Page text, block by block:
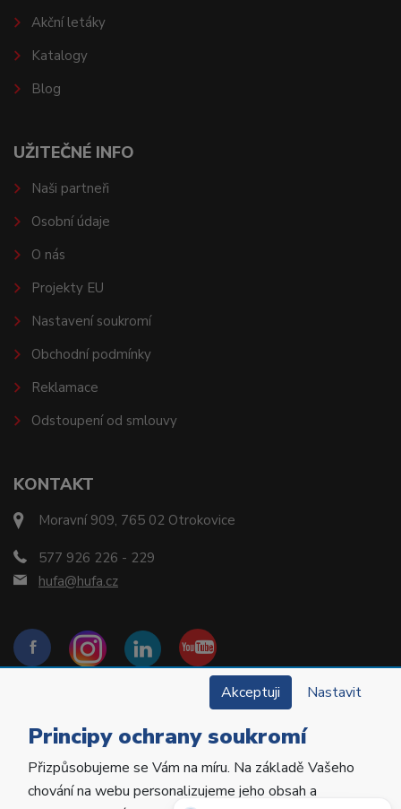
KONTAKT
Moravní 909, 765 02 Otrokovice
577 926 226 - 229
hufa@hufa.cz
Akční letáky
Katalogy
Blog
UŽITEČNÉ INFO
Naši partneři
Osobní údaje
O nás
Projekty EU
Nastavení soukromí
Obchodní podmínky
Reklamace
Odstoupení od smlouvy
Copyright © 2022 Hu-Fa Dental a.s. Všechna práva
vyhrazena.
Akceptuji Nastavit
Principy ochrany soukromí
Přizpůsobujeme se Vám na míru. Na základě Vašeho
chování na webu personalizujeme jeho obsah a